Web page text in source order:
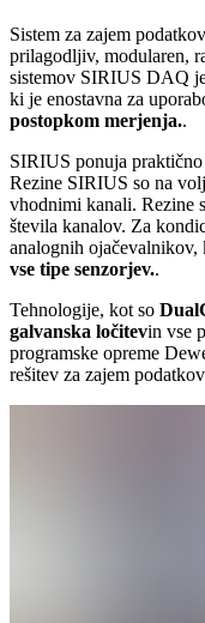
Sistem za zajem
prilagodljiv, modularen,
sistemov SIRIUS DAQ
ki je enostavna za
postopkom merjenja..
SIRIUS ponuja
Rezine SIRIUS so na
vhodnimi kanali. Rezine
števila kanalov. Za
analognih ojačevalnikov,
vse tipe senzorjev..
Tehnologije, kot so
galvanska ločitevin vse
programske opreme
rešitev za zajem